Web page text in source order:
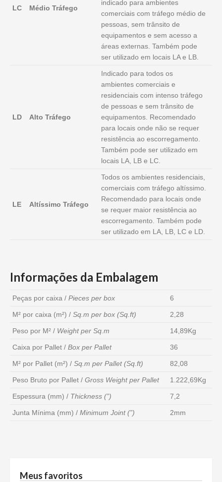
LC Médio Tráfego
indicado para ambientes
comerciais com tráfego médio de
pessoas, sem trânsito de
equipamentos e sem acesso a
áreas externas. Também pode
ser utilizado em locais LA e LB.
LD Alto Tráfego
Indicado para todos os
ambientes comerciais e
residenciais com intenso tráfego
de pessoas e sem trânsito de
equipamentos. Recomendado
para locais onde não se requer
resistência ao escorregamento.
Também pode ser utilizado em
locais LA, LB e LC.
LE Altíssimo Tráfego
Todos os ambientes residenciais,
comerciais com tráfego altíssimo.
Recomendado para locais onde
se requer maior resistência ao
escorregamento. Também pode
ser utilizado em LA, LB, LC e LD.
Informações da Embalagem
Peças por caixa / Pieces per box 6
M² por caixa (m²) / Sq.m per box (Sq.ft) 2,28
Peso por M² / Weight per Sq.m 14,89Kg
Caixa por Pallet / Box per Pallet 36
M² por Pallet (m²) / Sq.m per Pallet (Sq.ft) 82,08
Peso Bruto por Pallet / Gross Weight per Pallet 1.222,69Kg
Espessura (mm) / Thickness (”) 7,2
Junta Mínima (mm) / Minimum Joint (”) 2mm
Meus favoritos